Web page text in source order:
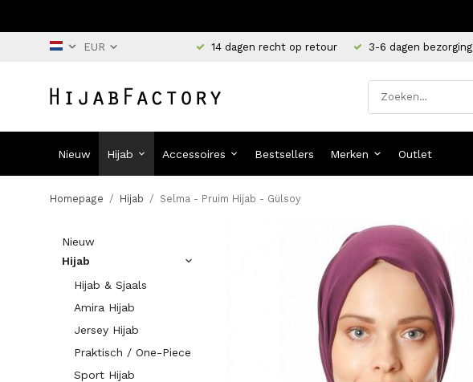
14 dagen recht op retour 3-6 dagen bezorging
Nieuw Hijab Accessoires Bestsellers Merken Outlet
Homepage / Hijab / Selma - Pruim Hijab - Gülsoy
Nieuw
Hijab
Hijab & Sjaals
Amira Hijab
Jersey Hijab
Praktisch / One-Piece
Sport Hijab